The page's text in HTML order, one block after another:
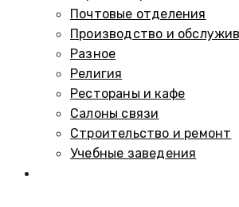
Почтовые отделения
Производство и
Разное
Религия
Рестораны и кафе
Салоны связи
Строительство и ремонт
Учебные заведения